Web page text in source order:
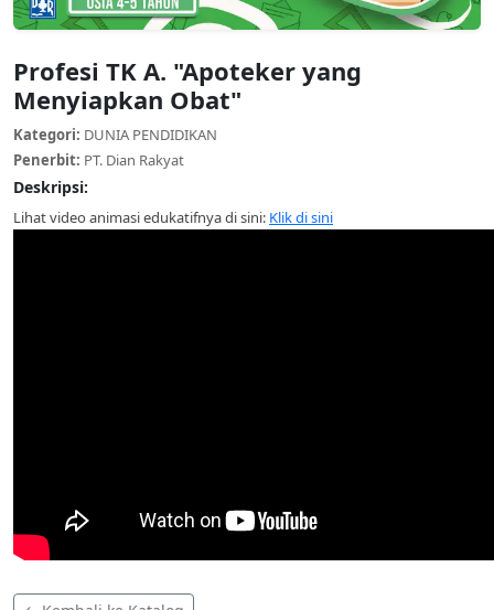
Profesi TK A. "Apoteker yang
Menyiapkan Obat"
Kategori: DUNIA PENDIDIKAN
Penerbit: PT. Dian Rakyat
Deskripsi:
Lihat video animasi edukatifnya di sini: Klik di sini